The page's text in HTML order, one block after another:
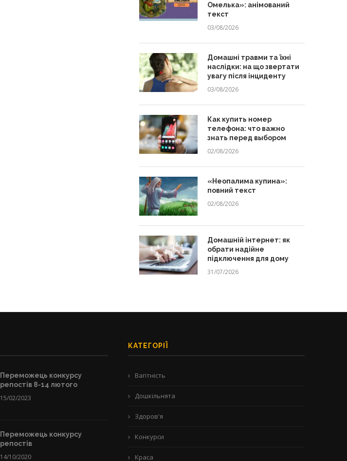
Омелька»: анімований
текст
03/08/2026
Домашні травми та їхні
наслідки: на що звертати
увагу після інциденту
03/08/2026
Как купить номер
телефона: что важно
знать перед выбором
02/08/2026
«Неопалима купина»:
повний текст
02/08/2026
Домашній інтернет: як
обрати надійне
підключення для дому
31/07/2026
Переможець конкурсу
репостів 8-14 лютого
15/02/2023
Переможець конкурсу
репостів
14/10/2020
КАТЕГОРІЇ
Вагітність
Дошкільнята
Здоров'я
Конкурси
Краса